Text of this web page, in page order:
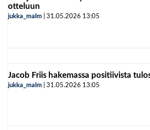
otteluun
jukka_malm 31.05.2026 13:05
Jacob Friis hakemassa positiivista
jukka_malm 31.05.2026 13:05